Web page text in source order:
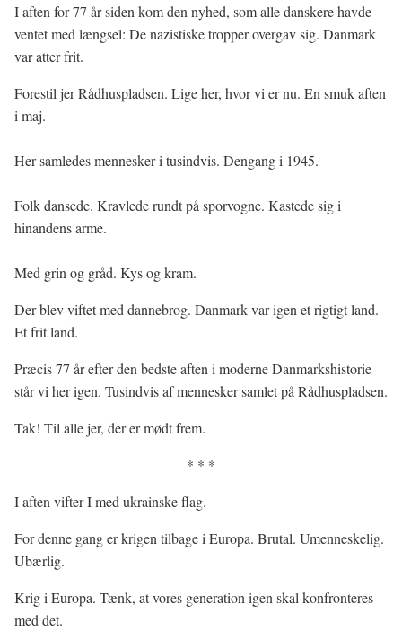
I aften for 77 år siden kom den nyhed, som alle danskere havde
ventet med længsel: De nazistiske tropper overgav sig. Danmark
var atter frit.
Forestil jer Rådhuspladsen. Lige her, hvor vi er nu. En smuk aften
i maj.
Her samledes mennesker i tusindvis. Dengang i 1945.
Folk dansede. Kravlede rundt på sporvogne. Kastede sig i
hinandens arme.
Med grin og gråd. Kys og kram.
Der blev viftet med dannebrog. Danmark var igen et rigtigt land.
Et frit land.
Præcis 77 år efter den bedste aften i moderne Danmarkshistorie
står vi her igen. Tusindvis af mennesker samlet på Rådhuspladsen.
Tak! Til alle jer, der er mødt frem.
* * *
I aften vifter I med ukrainske flag.
For denne gang er krigen tilbage i Europa. Brutal. Umenneskelig.
Ubærlig.
Krig i Europa. Tænk, at vores generation igen skal konfronteres
med det.